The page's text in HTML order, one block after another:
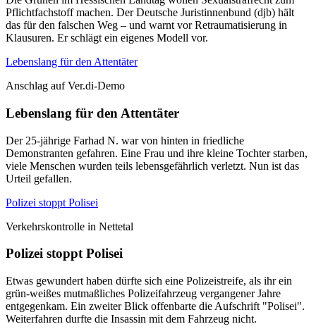
Pflichtfachstoff machen. Der Deutsche Juristinnenbund (djb) hält
das für den falschen Weg – und warnt vor Retraumatisierung in
Klausuren. Er schlägt ein eigenes Modell vor.
Lebenslang für den Attentäter
Anschlag auf Ver.di-Demo
Lebenslang für den Attentäter
Der 25-jährige Farhad N. war von hinten in friedliche
Demonstranten gefahren. Eine Frau und ihre kleine Tochter starben,
viele Menschen wurden teils lebensgefährlich verletzt. Nun ist das
Urteil gefallen.
Polizei stoppt Polisei
Verkehrskontrolle in Nettetal
Polizei stoppt Polisei
Etwas gewundert haben dürfte sich eine Polizeistreife, als ihr ein
grün-weißes mutmaßliches Polizeifahrzeug vergangener Jahre
entgegenkam. Ein zweiter Blick offenbarte die Aufschrift "Polisei".
Weiterfahren durfte die Insassin mit dem Fahrzeug nicht.